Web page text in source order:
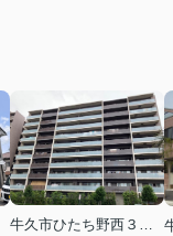
牛久市ひたち野西３丁目